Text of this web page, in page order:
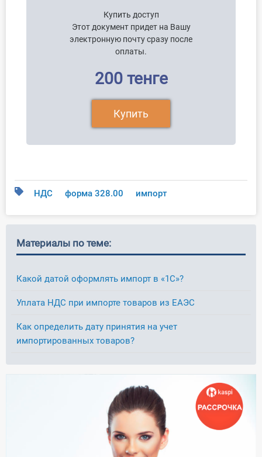
Купить доступ
Этот документ придет на Вашу
электронную почту сразу после
оплаты.
200 тенге
Купить
НДС форма 328.00 импорт
Материалы по теме:
Какой датой оформлять импорт в «1С»?
Уплата НДС при импорте товаров из ЕАЭС
Как определить дату принятия на учет
импортированных товаров?